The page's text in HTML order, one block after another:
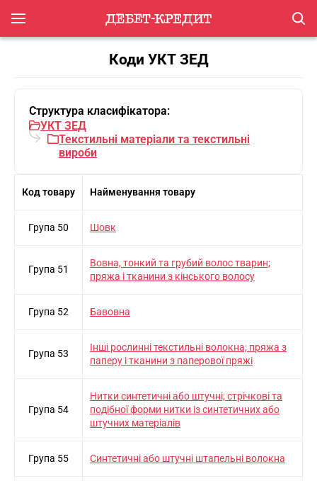
Коди УКТ ЗЕД
Структура класифікатора:
УКТ ЗЕД
Текстильнi матерiали та текстильнi
вироби
Код товару Найменування товару
Група 50 Шовк
Група 51
Вовна, тонкий та грубий волос тварин;
пряжа i тканини з кiнського волосу
Група 52 Бавовна
Група 53
Iншi рослиннi текстильнi волокна; пряжа з
паперу i тканини з паперової пряжi
Група 54
Нитки синтетичнi або штучнi; стрiчковi та
подiбної форми нитки iз синтетичних або
штучних матерiалiв
Група 55 Синтетичнi або штучнi штапельнi волокна